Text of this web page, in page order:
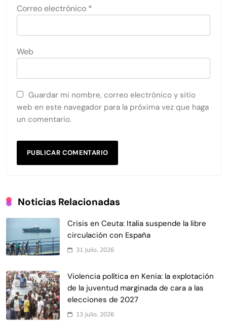
Correo electrónico *
Web
Guardar mi nombre, correo electrónico y sitio
web en este navegador para la próxima vez que haga
un comentario.
Noticias Relacionadas
Crisis en Ceuta: Italia suspende la libre
circulación con España
31 Julio, 2026
Violencia política en Kenia: la explotación
de la juventud marginada de cara a las
elecciones de 2027
13 Julio, 2026